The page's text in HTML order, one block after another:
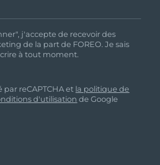
j'accepte de recevoir des
de la part de FOREO. Je sais
à tout moment.
reCAPTCHA et la politique de
d'utilisation de Google